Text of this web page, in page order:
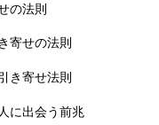
の法則
寄せの法則
き寄せ法則
に出会う前兆